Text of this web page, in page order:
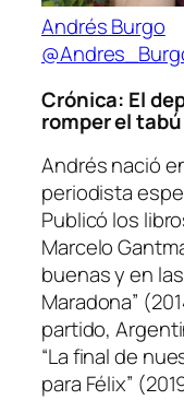
Andrés Burgo
Crónica: El
romper el
Andrés nació
periodista
Publicó los
Marcelo
buenas y en las
Maradona”
partido,
“La final de
para Félix”